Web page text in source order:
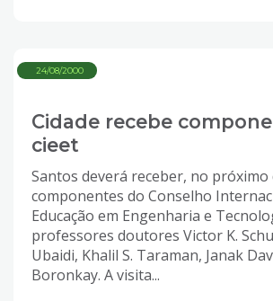
24/08/2000
Cidade recebe
cieet
Santos deverá receber, no próximo
componentes do Conselho
Educação em Engenharia e
professores doutores Victor K.
Ubaidi, Khalil S. Taraman, Janak
Boronkay. A visita...